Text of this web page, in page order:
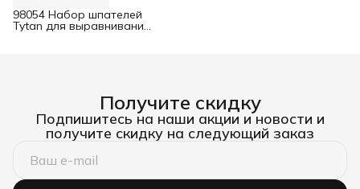
98054 Набор шпателей
Tytan для выравнивания
Получите скидку
Подпишитесь на наши акции и новости и
получите скидку на следующий заказ